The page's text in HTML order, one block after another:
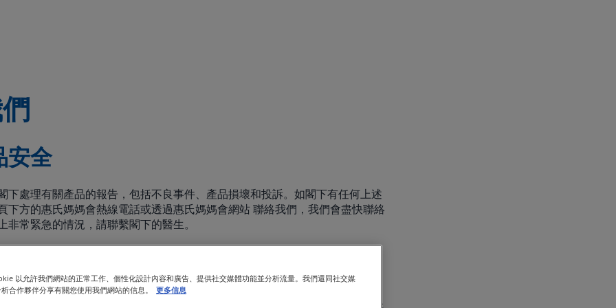
安全
下處理有關產品的報告，包括不良事件、產品損壞和投訴。如閣下有任何上述
下方的惠氏媽媽會熱線電話或透過惠氏媽媽會網站 聯絡我們，我們會盡快聯絡
非常緊急的情況，請聯繫閣下的醫生。
營養科學中心香港 (WNSC HK)
以允許我們網站的正常工作、個性化設計內容和廣告、提供社交媒體功能並分析流量。我們還同社交媒
合作夥伴分享有關您使用我們網站的信息。
更多信息